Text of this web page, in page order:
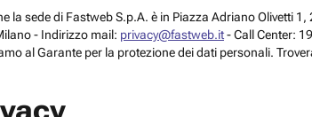
la sede di Fastweb S.p.A. è in Piazza Adriano
- Indirizzo mail: privacy@fastweb.it- Call Center:
al Garante per la protezione dei dati personali.